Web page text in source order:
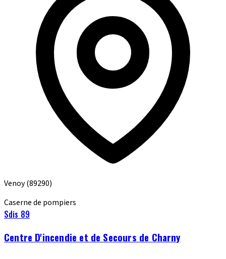
Venoy(89290)
Caserne de pompiers
Sdis 89
Centre D'incendie et de Secours de Charny